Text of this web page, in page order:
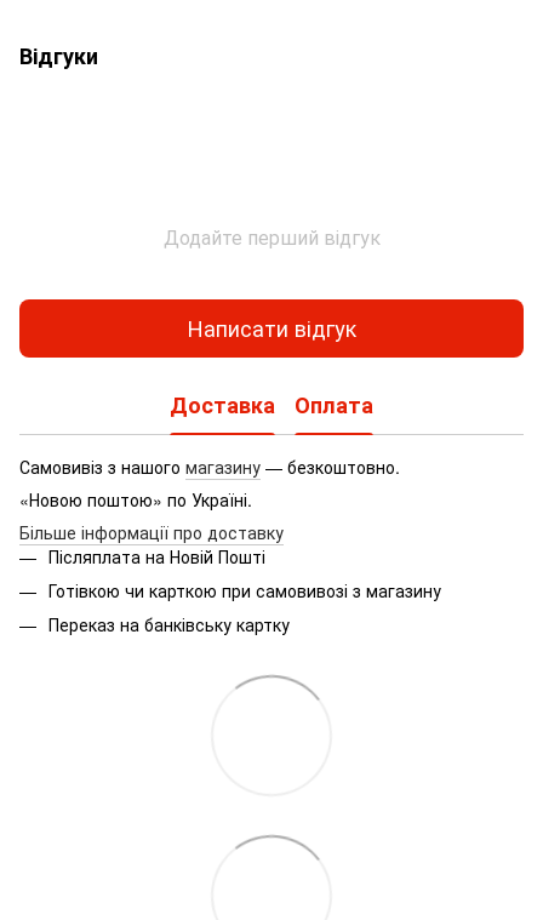
Відгуки
Додайте перший відгук
Написати відгук
Доставка Оплата
Самовивіз з нашого магазину — безкоштовно.
«Новою поштою» по Україні.
Більше інформації про доставку
Післяплата на Новій Пошті
Готівкою чи карткою при самовивозі з магазину
Переказ на банківську картку